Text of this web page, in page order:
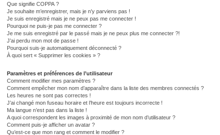
Que signifie COPPA ?
Je souhaite m’enregistrer, mais je n’y parviens pas !
Je suis enregistré mais je ne peux pas me connecter !
Pourquoi ne puis-je pas me connecter ?
Je me suis enregistré par le passé mais je ne peux plus me connecter ?!
J’ai perdu mon mot de passe !
Pourquoi suis-je automatiquement déconnecté ?
À quoi sert « Supprimer les cookies » ?
Paramètres et préférences de l’utilisateur
Comment modifier mes paramètres ?
Comment empêcher mon nom d’apparaître dans la liste des membres connectés ?
Les heures ne sont pas correctes !
J’ai changé mon fuseau horaire et l’heure est toujours incorrecte !
Ma langue n’est pas dans la liste !
A quoi correspondent les images à proximité de mon nom d’utilisateur ?
Comment puis-je afficher un avatar ?
Qu’est-ce que mon rang et comment le modifier ?